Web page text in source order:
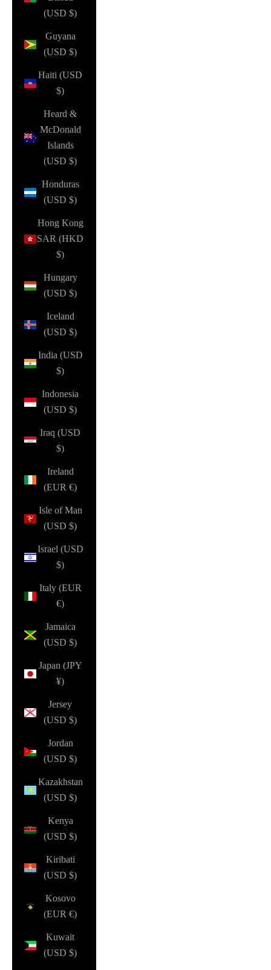
(USD $)
Guyana
(USD $)
Haiti (USD
$)
Heard &
McDonald
Islands
(USD $)
Honduras
(USD $)
Hong Kong
SAR (HKD
$)
Hungary
(USD $)
Iceland
(USD $)
India (USD
$)
Indonesia
(USD $)
Iraq (USD
$)
Ireland
(EUR €)
Isle of Man
(USD $)
Israel (USD
$)
Italy (EUR
€)
Jamaica
(USD $)
Japan (JPY
¥)
Jersey
(USD $)
Jordan
(USD $)
Kazakhstan
(USD $)
Kenya
(USD $)
Kiribati
(USD $)
Kosovo
(EUR €)
Kuwait
(USD $)